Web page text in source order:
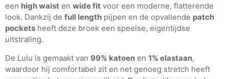
een high waist en wide fit voor een moderne, flatterende
look. Dankzij de full length pijpen en de opvallende patch
pockets heeft deze broek een speelse, eigentijdse
uitstraling.
De Lulu is gemaakt van 99% katoen en 1% elastaan,
waardoor hij comfortabel zit en net genoeg stretch heeft